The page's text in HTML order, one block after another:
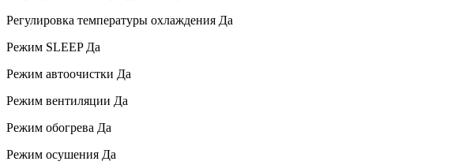
Регулировка температуры охлаждения Да
Режим SLEEP Да
Режим автоочистки Да
Режим вентиляции Да
Режим обогрева Да
Режим осушения Да